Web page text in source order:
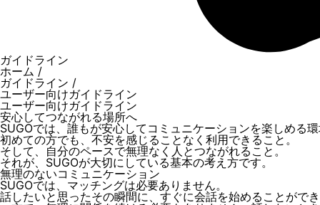
ガイドライン
ホーム /
ガイドライン /
ユーザー向けガイドライン
ユーザー向けガイドライン
安心してつながれる場所へ
SUGOでは、誰もが安心してコミュニケーションを楽しめる
初めての方でも、不安を感じることなく利用できること。
そして、自分のペースで無理なく人とつながれること。
それが、SUGOが大切にしている基本の考え方です。
無理のないコミュニケーション
SUGOでは、マッチングは必要ありません。
話したいと思ったその瞬間に、すぐに会話を始めることがで